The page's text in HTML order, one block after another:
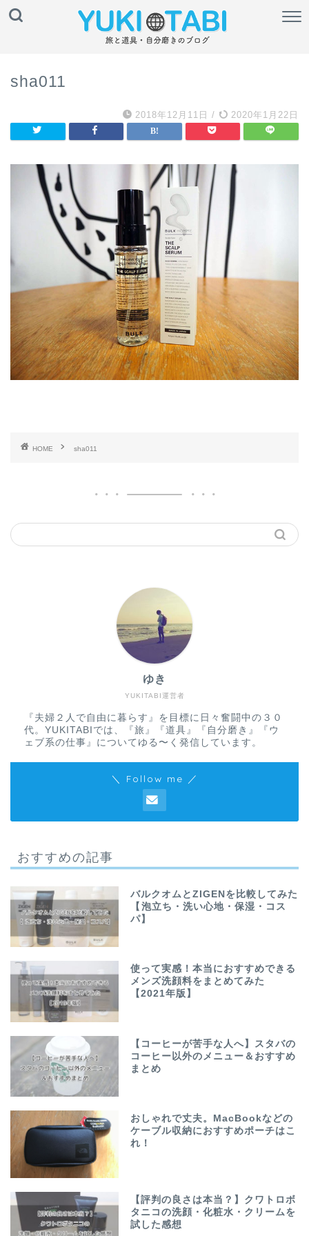
sha011
2018年12月11日 / 2020年1月22日
HOME sha011
YUKITABI運営者
ゆき
『夫婦２人で自由に暮らす』を目標に日々奮闘中の３０
代。YUKITABIでは、『旅』『道具』『自分磨き』『ウ
ェブ系の仕事』についてゆる〜く発信しています。
＼ Follow me ／
おすすめの記事
バルクオムとZIGENを比較してみた
【泡立ち・洗い心地・保湿・コス
パ】
使って実感！本当におすすめできる
メンズ洗顔料をまとめてみた
【2021年版】
【コーヒーが苦手な人へ】スタバの
コーヒー以外のメニュー＆おすすめ
まとめ
おしゃれで丈夫。MacBookなどの
ケーブル収納におすすめポーチはこ
れ！
【評判の良さは本当？】クワトロボ
タニコの洗顔・化粧水・クリームを
試した感想